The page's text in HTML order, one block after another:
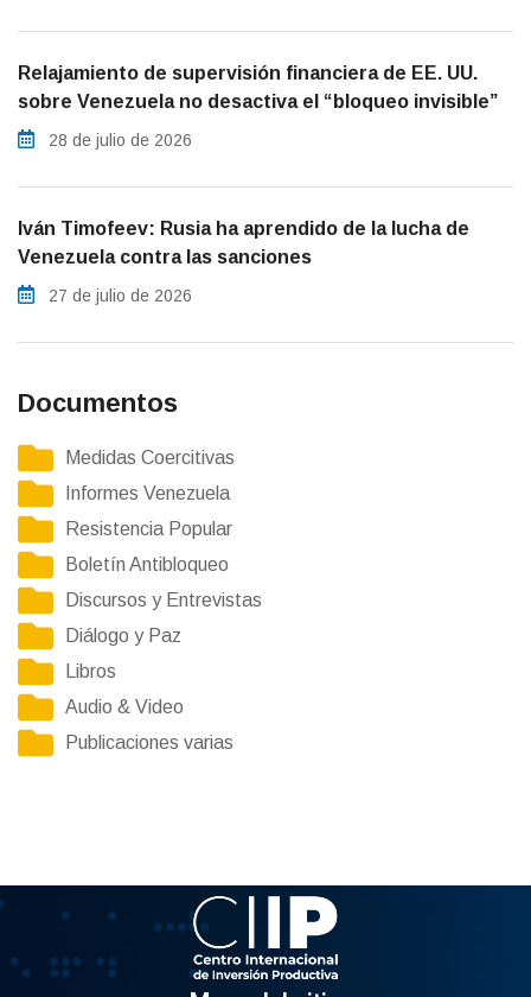
Relajamiento de supervisión financiera de EE. UU.
sobre Venezuela no desactiva el “bloqueo invisible”
28 de julio de 2026
Iván Timofeev: Rusia ha aprendido de la lucha de
Venezuela contra las sanciones
27 de julio de 2026
Documentos
Medidas Coercitivas
Informes Venezuela
Resistencia Popular
Boletín Antibloqueo
Discursos y Entrevistas
Diálogo y Paz
Libros
Audio & Video
Publicaciones varias